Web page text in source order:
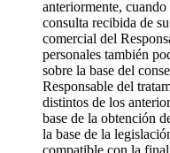
anteriormente,
consulta recibida de
comercial del
personales también
sobre la base del
Responsable del
distintos de los
base de la obtención
la base de la
compatible con la